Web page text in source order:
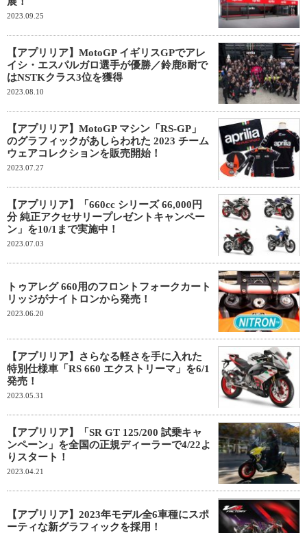
2023.09.25
【アプリリア】MotoGP イギリスGPでアレ
イシ・エスパルガロ選手が優勝／鈴鹿8耐で
はNSTKクラス3位を獲得
2023.08.10
【アプリリア】MotoGP マシン「RS-GP」
のグラフィックがあしらわれた 2023 チーム
ウェアコレクションを販売開始！
2023.07.27
【アプリリア】「660cc シリーズ 66,000円
分 純正アクセサリープレゼントキャンペー
ン」を10/1まで実施中！
2023.07.03
トゥアレグ 660用のフロントフォークカート
リッジがナイトロンから発売！
2023.06.20
【アプリリア】さらなる軽さを手に入れた
特別仕様車「RS 660 エクストリーマ」を6/1
発売！
2023.05.31
【アプリリア】「SR GT 125/200 試乗キャ
ンペーン」を全国の正規ディーラーで4/22よ
りスタート！
2023.04.21
【アプリリア】2023年モデル全6車種にスポ
ーティな新グラフィックを採用！